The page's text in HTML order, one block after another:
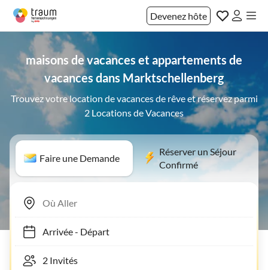
Devenez hôte
maisons de vacances et appartements de
vacances dans Marktschellenberg
Trouvez votre location de vacances de rêve et réservez parmi
2 Locations de Vacances
Faire une Demande
Réserver un Séjour
Confirmé
Arrivée- Départ